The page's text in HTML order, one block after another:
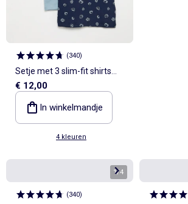
(340)
Setje met 3 slim-fit shirts
met korte mouw
€ 12,00
In winkelmandje
4 kleuren
1/4
(340)